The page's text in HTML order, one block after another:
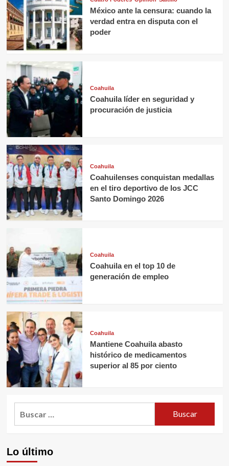
México ante la censura: cuando la
verdad entra en disputa con el
poder
Coahuila
Coahuila líder en seguridad y
procuración de justicia
Coahuila
Coahuilenses conquistan medallas
en el tiro deportivo de los JCC
Santo Domingo 2026
Coahuila
Coahuila en el top 10 de
generación de empleo
Coahuila
Mantiene Coahuila abasto
histórico de medicamentos
superior al 85 por ciento
Lo último